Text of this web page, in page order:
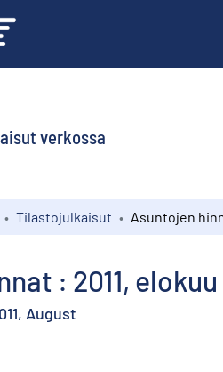
verkossa
Tilastojulkaisut
: 2011, elokuu
August